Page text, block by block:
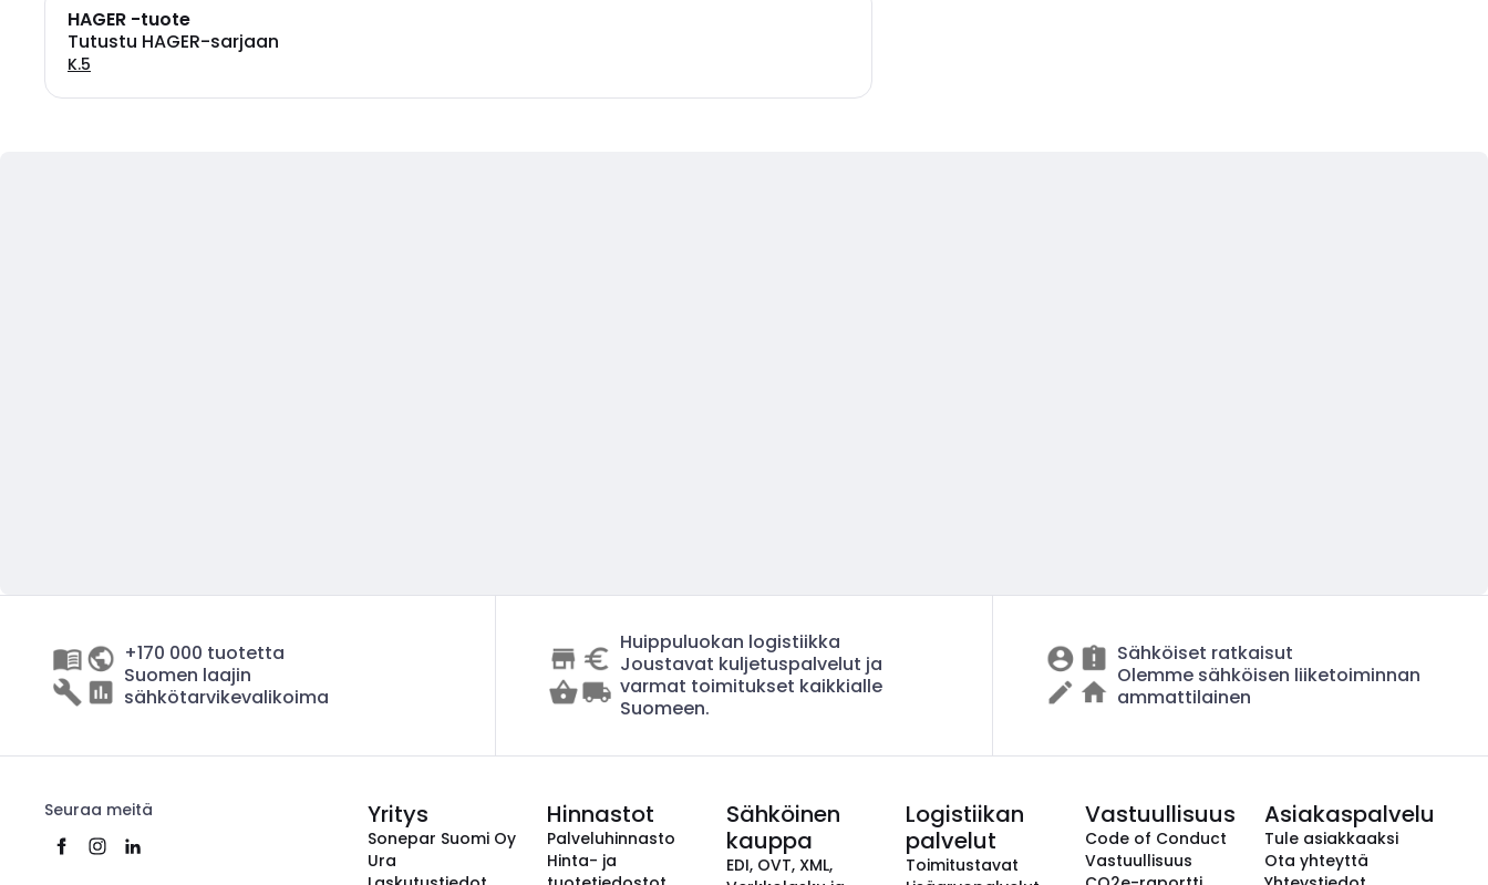
HAGER -tuote
Tutustu HAGER-sarjaan
K.5
+170 000 tuotetta
Suomen laajin
sähkötarvikevalikoima
Huippuluokan logistiikka
Joustavat kuljetuspalvelut ja
varmat toimitukset kaikkialle
Suomeen.
Sähköiset ratkaisut
Olemme sähköisen liiketoiminnan
ammattilainen
Seuraa meitä Yritys
Sonepar Suomi Oy
Ura
Hinnastot
Palveluhinnasto
Hinta- ja
Sähköinen
kauppa
EDI, OVT, XML,
Logistiikan
palvelut
Toimitustavat
Vastuullisuus
Code of Conduct
Vastuullisuus
Asiakaspalvelu
Tule asiakkaaksi
Ota yhteyttä